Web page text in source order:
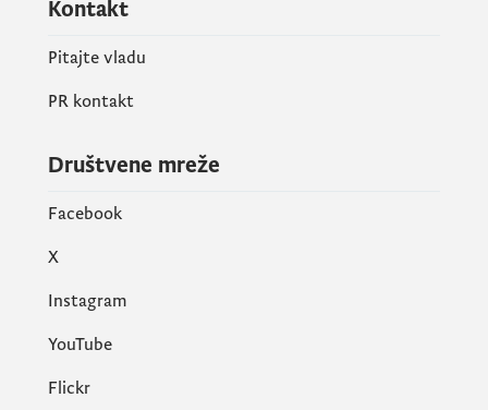
Kontakt
Pitajte vladu
PR kontakt
Društvene mreže
Facebook
X
Instagram
YouTube
Flickr